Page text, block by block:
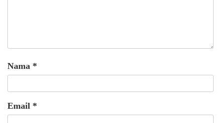
Nama *
Email *